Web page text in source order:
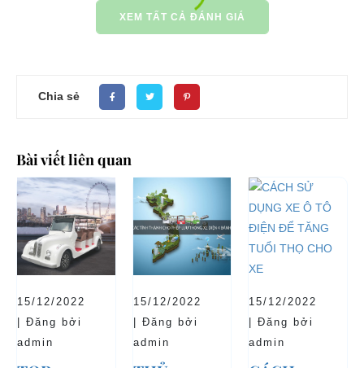
XEM TẤT CẢ ĐÁNH GIÁ
Chia sẻ
Bài viết liên quan
15/12/2022
| Đăng bởi
admin
15/12/2022
| Đăng bởi
admin
15/12/2022
| Đăng bởi
admin